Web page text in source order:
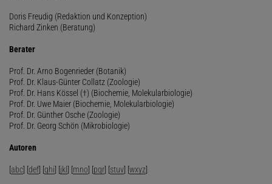
Doris Freudig (Redaktion und Konzeption)
Richard Zinken (Beratung)
Berater
Prof. Dr. Arno Bogenrieder (Botanik)
Prof. Dr. Klaus-Günter Collatz (Zoologie)
Prof. Dr. Hans Kössel (†) (Biochemie, Molekularbiologie)
Prof. Dr. Uwe Maier (Biochemie, Molekularbiologie)
Prof. Dr. Günther Osche (Zoologie)
Prof. Dr. Georg Schön (Mikrobiologie)
Autoren
[abc] [def] [ghi] [jkl] [mno] [pqr] [stuv] [wxyz]